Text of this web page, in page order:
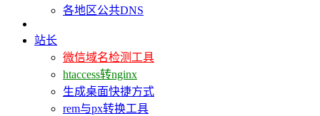
各地区公共DNS
站长
微信域名检测工具
htaccess转nginx
生成桌面快捷方式
rem与px转换工具